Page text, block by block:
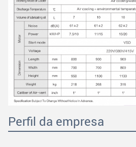
Perfil da empresa